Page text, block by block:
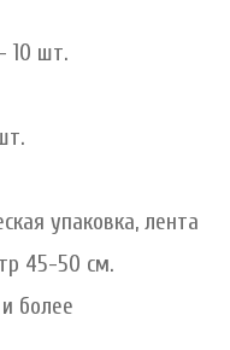
10 шт.
упаковка, лента
45-50 см.
более